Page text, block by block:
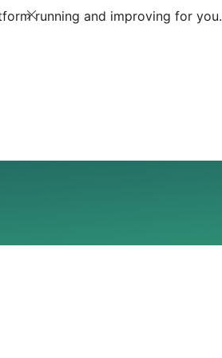
running and improving for you.